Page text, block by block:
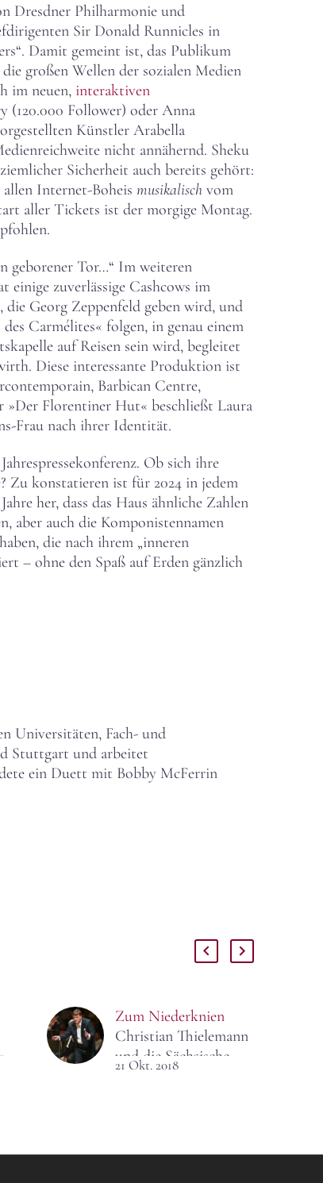
Dresdner Philharmonie und
Sir Donald Runnicles in
Damit gemeint ist, das Publikum
großen Wellen der sozialen Medien
im neuen, interaktiven
(120.000 Follower) oder Anna
Künstler Arabella
nicht annähernd. Sheku
Sicherheit auch bereits gehört:
allen Internet-Boheis musikalisch vom
aller Tickets ist der morgige Montag.
geborener Tor…“ Im weiteren
einige zuverlässige Cashcows im
, die Georg Zeppenfeld geben wird, und
Carmélites« folgen, in genau einem
auf Reisen sein wird, begleitet
Diese interessante Produktion ist
Barbican Centre,
Florentiner Hut« beschließt Laura
Frau nach ihrer Identität.
Ob sich ihre
Zu konstatieren ist für 2024 in jedem
her, dass das Haus ähnliche Zahlen
aber auch die Komponistennamen
die nach ihrem „inneren
– ohne den Spaß auf Erden gänzlich
Universitäten, Fach- und
Stuttgart und arbeitet
ein Duett mit Bobby McFerrin
Zum Niederknien
Christian Thielemann
und die Sächsische
Staatskapelle haben
lassen konnte. Nun
21 Okt. 2018